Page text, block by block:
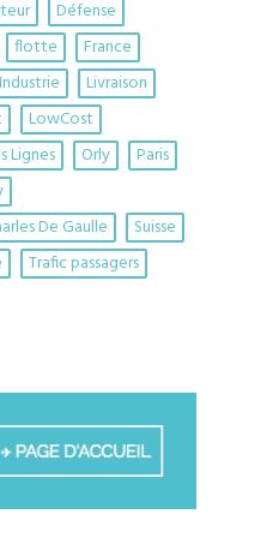
Défense
flotte
France
Industrie
Livraison
LowCost
Lignes
Orly
Paris
De Gaulle
Suisse
Trafic passagers